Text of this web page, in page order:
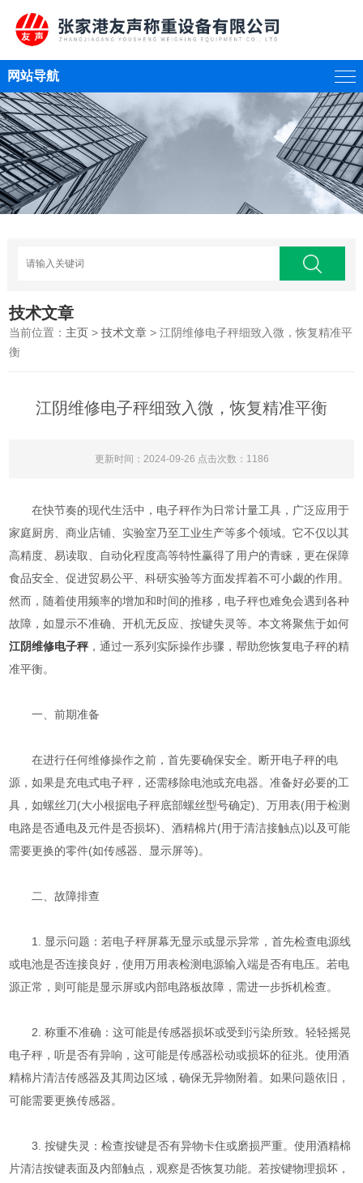
网站导航
技术文章
当前位置： 主页 >技术文章 > 江阴维修电子秤细致入微，恢复精准平
衡
江阴维修电子秤细致入微，恢复精准平衡
更新时间：2024-09-26 点击次数：1186
在快节奏的现代生活中，电子秤作为日常计量工具，广泛应用于
家庭厨房、商业店铺、实验室乃至工业生产等多个领域。它不仅以其
高精度、易读取、自动化程度高等特性赢得了用户的青睐，更在保障
食品安全、促进贸易公平、科研实验等方面发挥着不可小觑的作用。
然而，随着使用频率的增加和时间的推移，电子秤也难免会遇到各种
故障，如显示不准确、开机无反应、按键失灵等。本文将聚焦于如何
江阴维修电子秤 ，通过一系列实际操作步骤，帮助您恢复电子秤的精
准平衡。
一、前期准备
在进行任何维修操作之前，首先要确保安全。断开电子秤的电
源，如果是充电式电子秤，还需移除电池或充电器。准备好必要的工
具，如螺丝刀(大小根据电子秤底部螺丝型号确定)、万用表(用于检测
电路是否通电及元件是否损坏)、酒精棉片(用于清洁接触点)以及可能
需要更换的零件(如传感器、显示屏等)。
二、故障排查
1. 显示问题：若电子秤屏幕无显示或显示异常，首先检查电源线
或电池是否连接良好，使用万用表检测电源输入端是否有电压。若电
源正常，则可能是显示屏或内部电路板故障，需进一步拆机检查。
2. 称重不准确：这可能是传感器损坏或受到污染所致。轻轻摇晃
电子秤，听是否有异响，这可能是传感器松动或损坏的征兆。使用酒
精棉片清洁传感器及其周边区域，确保无异物附着。如果问题依旧，
可能需要更换传感器。
3. 按键失灵：检查按键是否有异物卡住或磨损严重。使用酒精棉
片清洁按键表面及内部触点，观察是否恢复功能。若按键物理损坏，